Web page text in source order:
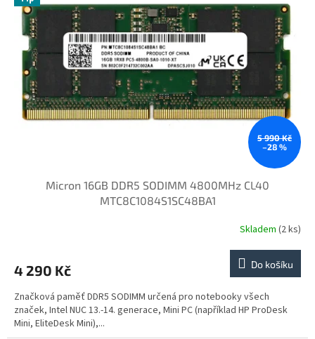
5 990 Kč
–28 %
Micron 16GB DDR5 SODIMM 4800MHz CL40
MTC8C1084S1SC48BA1
Skladem (2 ks)
4 290 Kč Do košíku
Značková paměť DDR5 SODIMM určená pro notebooky všech
značek, Intel NUC 13.-14. generace, Mini PC (například HP ProDesk
Mini, EliteDesk Mini),...